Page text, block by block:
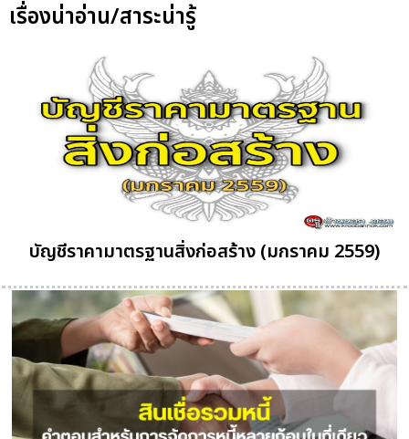
เรื่องน่าอ่าน/สาระน่ารู้
บัญชีราคามาตรฐานสิ่งก่อสร้าง (มกราคม 2559)